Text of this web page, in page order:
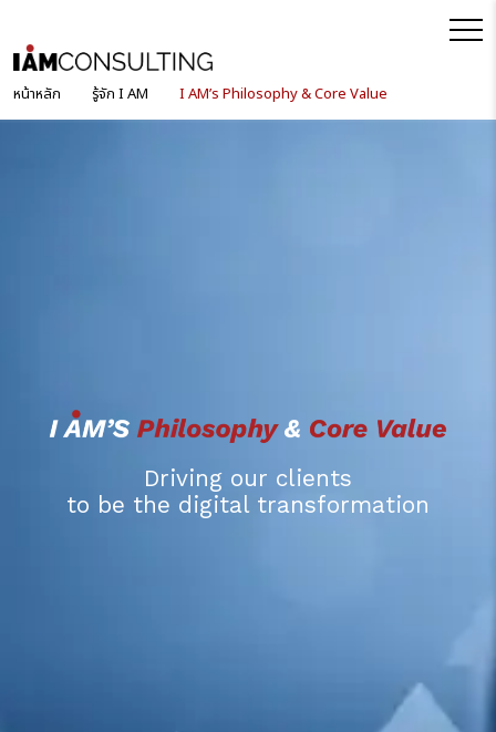
หน้าหลัก รู้จัก I AM I AM’s Philosophy & Core Value
Driving our clients
to be the digital transformation